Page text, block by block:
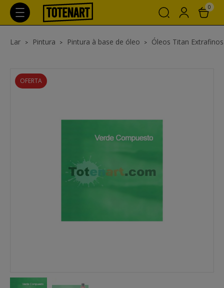
0
Lar Pintura Pintura à base de óleo Óleos Titan Extrafinos
OFERTA